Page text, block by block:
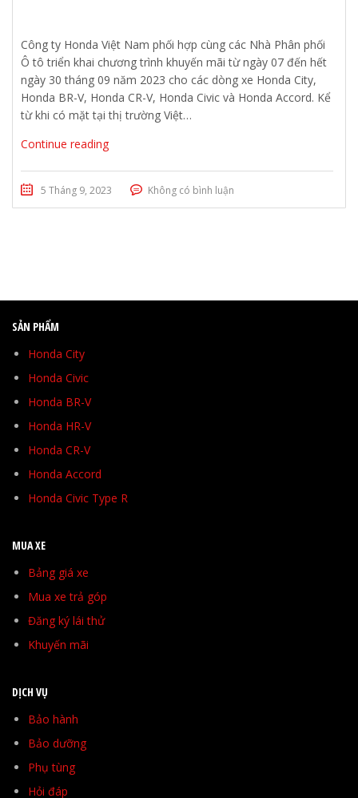
Công ty Honda Việt Nam phối hợp cùng các Nhà Phân phối
Ô tô triển khai chương trình khuyến mãi từ ngày 07 đến hết
ngày 30 tháng 09 năm 2023 cho các dòng xe Honda City,
Honda BR-V, Honda CR-V, Honda Civic và Honda Accord. Kể
từ khi có mặt tại thị trường Việt…
Continue reading
5 Tháng 9, 2023 Không có bình luận
SẢN PHẨM
Honda City
Honda Civic
Honda BR-V
Honda HR-V
Honda CR-V
Honda Accord
Honda Civic Type R
MUA XE
Bảng giá xe
Mua xe trả góp
Đăng ký lái thử
Khuyến mãi
DỊCH VỤ
Bảo hành
Bảo dưỡng
Phụ tùng
Hỏi đáp